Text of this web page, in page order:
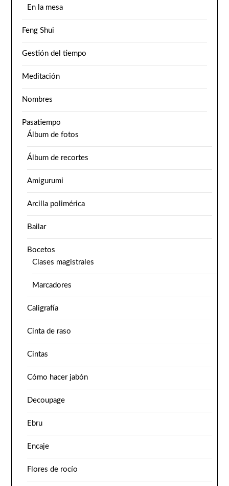
En la mesa
Feng Shui
Gestión del tiempo
Meditación
Nombres
Pasatiempo
Álbum de fotos
Álbum de recortes
Amigurumi
Arcilla polimérica
Bailar
Bocetos
Clases magistrales
Marcadores
Caligrafía
Cinta de raso
Cintas
Cómo hacer jabón
Decoupage
Ebru
Encaje
Flores de rocío